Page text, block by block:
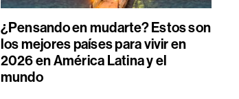
¿Pensando en mudarte? Estos son
los mejores países para vivir en
2026 en América Latina y el
mundo